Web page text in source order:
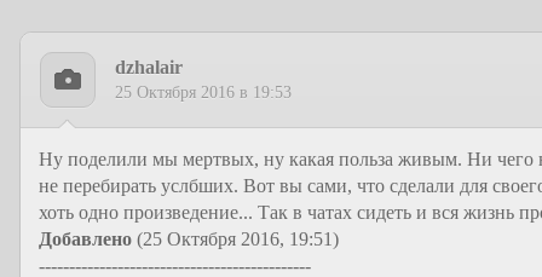
dzhalair
25 Октября 2016 в 19:53
Ну поделили мы мертвых, ну какая польза живым. Ни чего
не перебирать услбших. Вот вы сами, что сделали для
хоть одно произведение... Так в чатах сидеть и вся жизнь
Добавлено (25 Октября 2016, 19:51)
---------------------------------------------